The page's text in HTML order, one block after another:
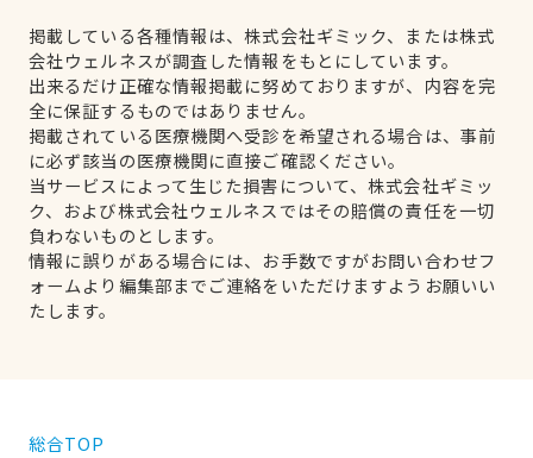
掲載している各種情報は、株式会社ギミック、または株式
会社ウェルネスが調査した情報をもとにしています。
出来るだけ正確な情報掲載に努めておりますが、内容を完
全に保証するものではありません。
掲載されている医療機関へ受診を希望される場合は、事前
に必ず該当の医療機関に直接ご確認ください。
当サービスによって生じた損害について、株式会社ギミッ
ク、および株式会社ウェルネスではその賠償の責任を一切
負わないものとします。
情報に誤りがある場合には、お手数ですがお問い合わせフ
ォームより編集部までご連絡をいただけますようお願いい
たします。
総合TOP